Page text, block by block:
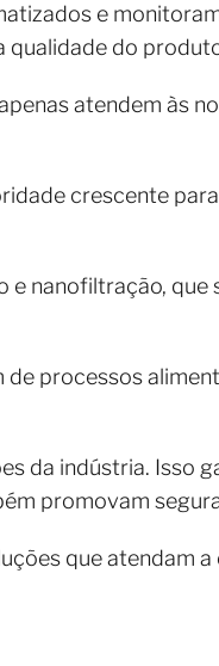
e
qualidade do
atendem às
crescente
nanofiltração, que
processos
da indústria. Isso
promovam
que atendam a